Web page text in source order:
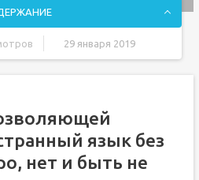
29 января 2019
выучил язык"
английского по бонку
язык без
нет и быть не